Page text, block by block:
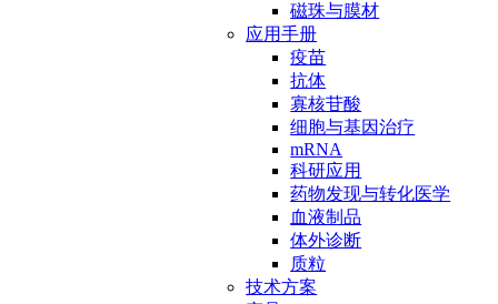
磁珠与膜材
应用手册
疫苗
抗体
寡核苷酸
细胞与基因治疗
mRNA
科研应用
药物发现与转化医学
血液制品
体外诊断
质粒
技术方案